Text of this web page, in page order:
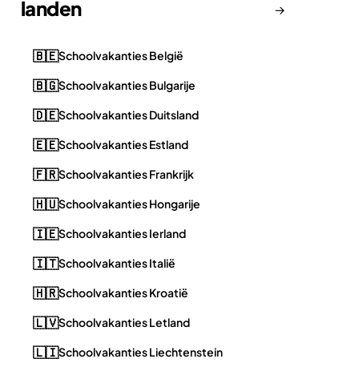
landen
→
🇧🇪Schoolvakanties België
🇧🇬Schoolvakanties Bulgarije
🇩🇪Schoolvakanties Duitsland
🇪🇪Schoolvakanties Estland
🇫🇷Schoolvakanties Frankrijk
🇭🇺Schoolvakanties Hongarije
🇮🇪Schoolvakanties Ierland
🇮🇹Schoolvakanties Italië
🇭🇷Schoolvakanties Kroatië
🇱🇻Schoolvakanties Letland
🇱🇮Schoolvakanties Liechtenstein